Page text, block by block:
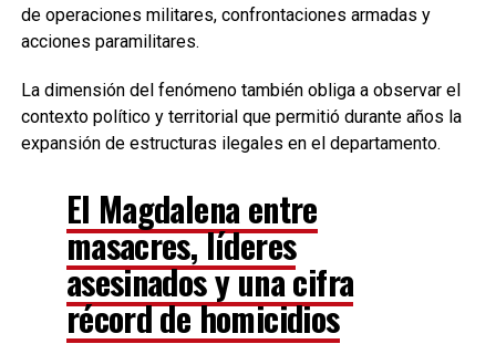
de operaciones militares, confrontaciones armadas y
acciones paramilitares.
La dimensión del fenómeno también obliga a observar el
contexto político y territorial que permitió durante años la
expansión de estructuras ilegales en el departamento.
El Magdalena entre
masacres, líderes
asesinados y una cifra
récord de homicidios